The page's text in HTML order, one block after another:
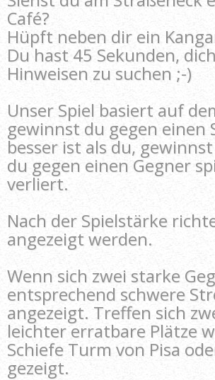
Café?
Hüpft neben dir ein
Du hast 45 Sekunden,
Hinweisen zu suchen ;-)
Unser Spiel basiert auf
gewinnst du gegen einen
besser ist als du,
du gegen einen Gegner
verliert.
Nach der Spielstärke
angezeigt werden.
Wenn sich zwei starke
entsprechend schwere
angezeigt. Treffen sich
leichter erratbare Plätze
Schiefe Turm von Pisa
gezeigt.